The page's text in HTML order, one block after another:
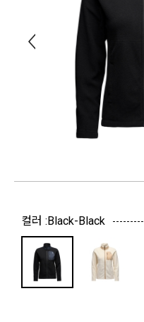
컬러 :Black-Black